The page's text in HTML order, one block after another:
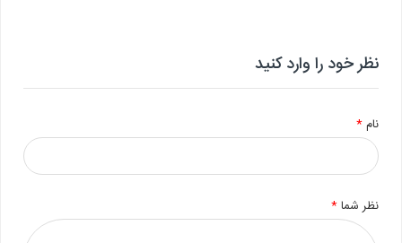
نظر خود را وارد کنید
نام *
نظر شما *